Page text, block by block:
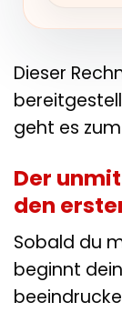
Dieser
geht es
Der
den
Sobald du
beginnt